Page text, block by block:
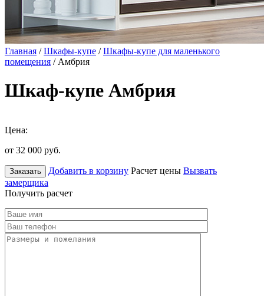
Главная /Шкафы-купе /Шкафы-купе для маленького
помещения / Амбрия
Шкаф-купе Амбрия
Цена:
от 32 000 руб.
Заказать Добавить в корзину Расчет цены Вызвать
замерщика
Получить расчет